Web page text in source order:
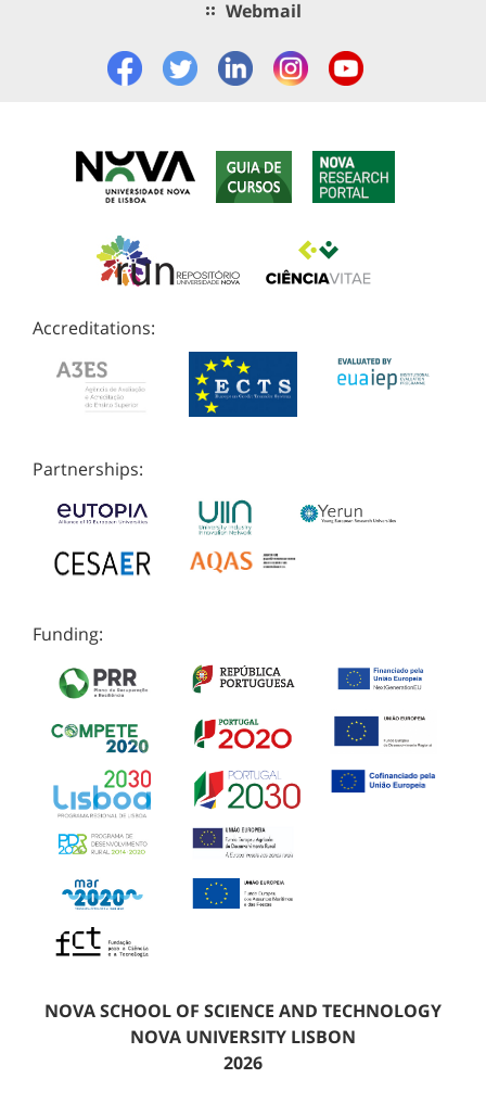
Webmail
Accreditations:
Partnerships:
Funding:
NOVA SCHOOL OF SCIENCE AND TECHNOLOGY
NOVA UNIVERSITY LISBON
2026